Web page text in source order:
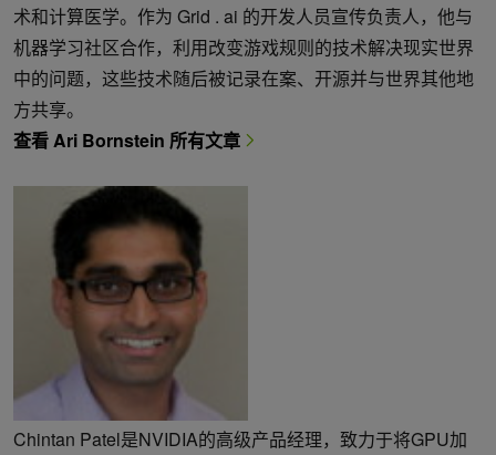
术和计算医学。作为 Grid . ai 的开发人员宣传负责人，他与
机器学习社区合作，利用改变游戏规则的技术解决现实世界
中的问题，这些技术随后被记录在案、开源并与世界其他地
方共享。
查看 Ari Bornstein 所有文章
Chintan Patel是NVIDIA的高级产品经理，致力于将GPU加